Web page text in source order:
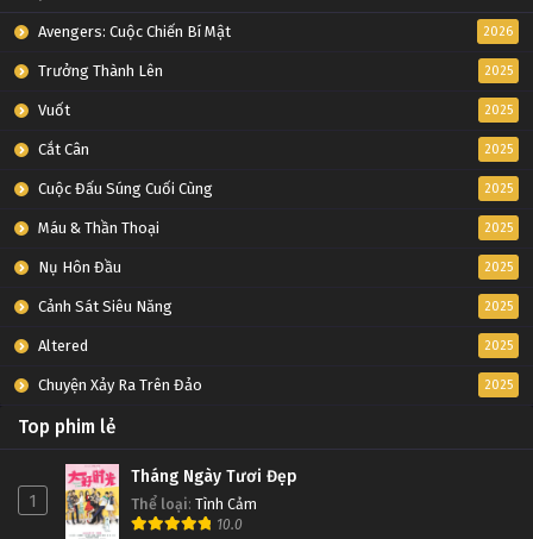
Avengers: Cuộc Chiến Bí Mật 2026
Trưởng Thành Lên 2025
Vuốt 2025
Cắt Cân 2025
Cuộc Đấu Súng Cuối Cùng 2025
Máu & Thần Thoại 2025
Nụ Hôn Đầu 2025
Cảnh Sát Siêu Năng 2025
Altered 2025
Chuyện Xảy Ra Trên Đảo 2025
Top phim lẻ
1
Tháng Ngày Tươi Đẹp
Thể loại: Tình Cảm
10.0